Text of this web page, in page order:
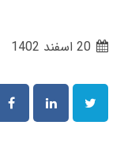
20 اسفند 1402